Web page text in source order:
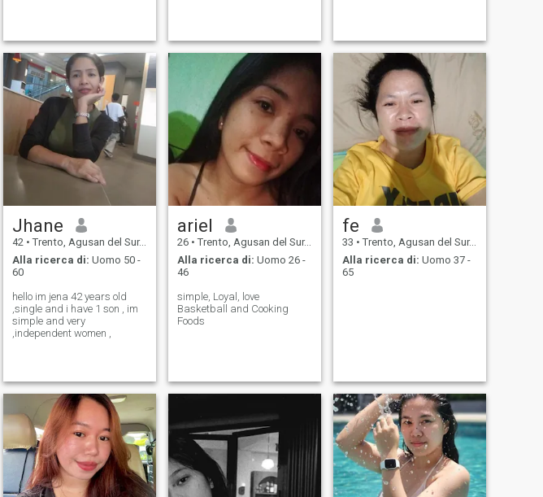
Jhane
42 • Trento, Agusan del Sur, Filippine
Alla ricerca di: Uomo 50 -
60
hello im jena 42 years old
,single and i have 1 son , im
simple and very
,independent women ,
ariel
26 • Trento, Agusan del Sur, Filippine
Alla ricerca di: Uomo 26 -
46
simple, Loyal, love
Basketball and Cooking
Foods
fe
33 • Trento, Agusan del Sur, Filippine
Alla ricerca di: Uomo 37 -
65